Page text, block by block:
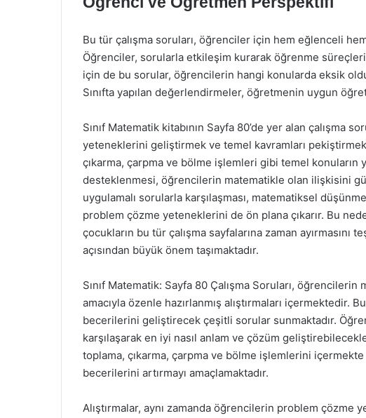
Bu tür çalışma soruları, öğrenciler için hem eğlenceli
Öğrenciler, sorularla etkileşim kurarak öğrenme
için de bu sorular, öğrencilerin hangi konularda eksik
Sınıfta yapılan değerlendirmeler, öğretmenin uygun
Sınıf Matematik kitabının Sayfa 80’de yer alan çalışma
yeteneklerini geliştirmek ve temel kavramları
çıkarma, çarpma ve bölme işlemleri gibi temel konuların
desteklenmesi, öğrencilerin matematikle olan ilişkisini
uygulamalı sorularla karşılaşması, matematiksel
problem çözme yeteneklerini de ön plana çıkarır. Bu
çocukların bu tür çalışma sayfalarına zaman ayırmasını
açısından büyük önem taşımaktadır.
Sınıf Matematik: Sayfa 80 Çalışma Soruları,
amacıyla özenle hazırlanmış alıştırmaları
becerilerini geliştirecek çeşitli sorular sunmaktadır.
karşılaşarak en iyi nasıl anlam ve çözüm
toplama, çıkarma, çarpma ve bölme işlemlerini
becerilerini artırmayı amaçlamaktadır.
Alıştırmalar, aynı zamanda öğrencilerin problem